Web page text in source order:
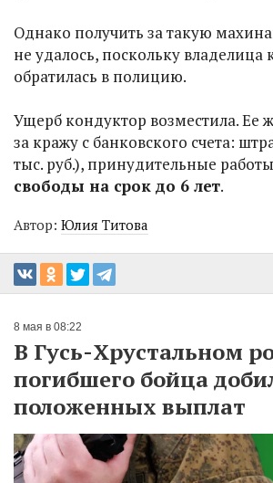
Однако получить за такую
не удалось, поскольку владелица
обратилась в полицию.
Ущерб кондуктор возместила. Ее
за кражу с банковского счета:
тыс. руб.), принудительные
свободы на срок до 6 лет.
Автор: Юлия Титова
8 мая в 08:22
В Гусь-Хрустальном
погибшего бойца
положенных выплат